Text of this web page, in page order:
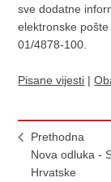
sve dodatne
elektronske
01/4878-100.
Pisane vijesti |
Prethodna
Nova odluka -
Hrvatske